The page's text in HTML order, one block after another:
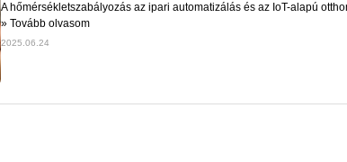
A hőmérsékletszabályozás az ipari automatizálás és az IoT-alapú
» Tovább olvasom
2025.06.24